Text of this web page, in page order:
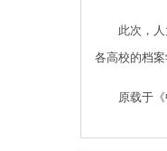
此次，人大
各高校的档
原载于《中